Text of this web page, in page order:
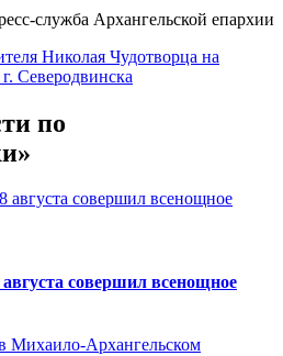
служба Архангельской епархии
Николая Чудотворца на
Северодвинска
по
совершил всенощное
Михаило-Архангельском